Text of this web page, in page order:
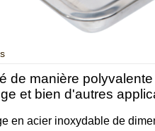
de manière
et bien d'autres
en acier inoxydable de